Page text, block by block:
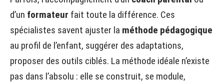
d’un formateur fait toute la différence. Ces
spécialistes savent ajuster la méthode pédagogique
au profil de l’enfant, suggérer des adaptations,
proposer des outils ciblés. La méthode idéale n’existe
pas dans l’absolu : elle se construit, se module,